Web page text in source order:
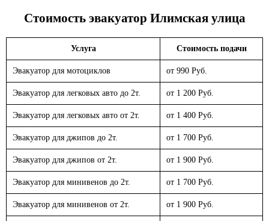
Стоимость эвакуатор Илимская улица
Услуга Стоимость подачи
Эвакуатор для мотоциклов от 990 Руб.
Эвакуатор для легковых авто до 2т. от 1 200 Руб.
Эвакуатор для легковых авто от 2т. от 1 400 Руб.
Эвакуатор для джипов до 2т. от 1 700 Руб.
Эвакуатор для джипов от 2т. от 1 900 Руб.
Эвакуатор для минивенов до 2т. от 1 700 Руб.
Эвакуатор для минивенов от 2т. от 1 900 Руб.